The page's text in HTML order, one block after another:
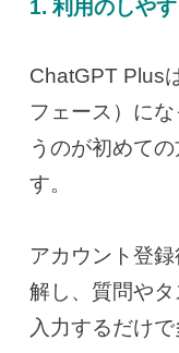
1. 利用のしやす
ChatGPT Plus
フェース）に
うのが初めて
す。
アカウント登
解し、質問や
入力するだけ